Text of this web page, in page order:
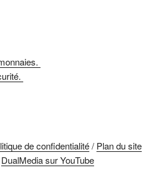
de confidentialité/ Plan du site
DualMedia sur YouTube